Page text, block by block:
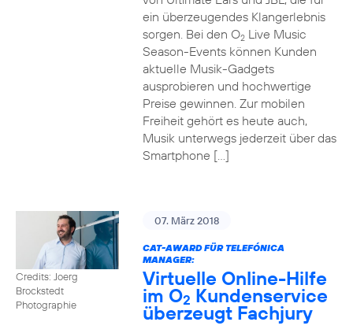
ein überzeugendes Klangerlebnis
sorgen. Bei den O2Live Music
Season-Events können Kunden
aktuelle Musik-Gadgets
ausprobieren und hochwertige
Preise gewinnen. Zur mobilen
Freiheit gehört es heute auch,
Musik unterwegs jederzeit über das
Smartphone […]
Credits: Joerg
Brockstedt
Photographie
07. März 2018
CAT-AWARD FÜR TELEFÓNICA
MANAGER:
Virtuelle Online-Hilfe
im O2 Kundenservice
überzeugt Fachjury